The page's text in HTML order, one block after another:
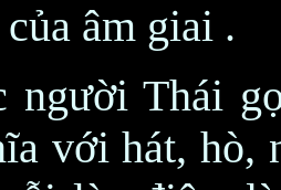
âm giai .
người Thái
với hát, hò,